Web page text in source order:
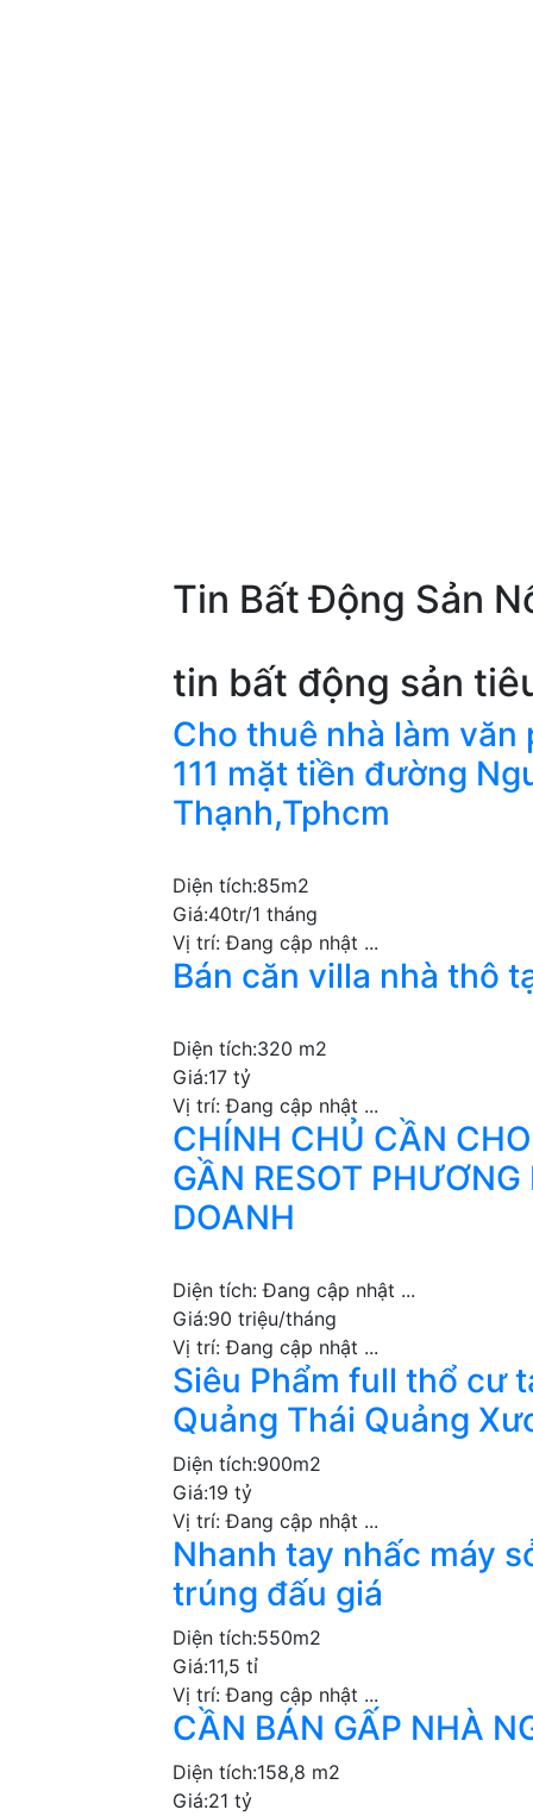
Tin Bất Động Sản
tin bất động sản
Cho thuê nhà làm
111 mặt tiền đường
Thạnh,Tphcm
Diện tích:85m2
Giá:40tr/1 tháng
Vị trí:Đang cập nhật ...
Bán căn villa nhà thô
Diện tích:320 m2
Giá:17 tỷ
Vị trí:Đang cập nhật ...
CHÍNH CHỦ CẦN
GẦN RESOT
DOANH
Diện tích:Đang cập nhật ...
Giá:90 triệu/tháng
Vị trí:Đang cập nhật ...
Siêu Phẩm full thổ cư
Quảng Thái Quảng
Diện tích:900m2
Giá:19 tỷ
Vị trí:Đang cập nhật ...
Nhanh tay nhấc máy
trúng đấu giá
Diện tích:550m2
Giá:11,5 tỉ
Vị trí:Đang cập nhật ...
CẦN BÁN GẤP NHÀ
Diện tích:158,8 m2
Giá:21 tỷ